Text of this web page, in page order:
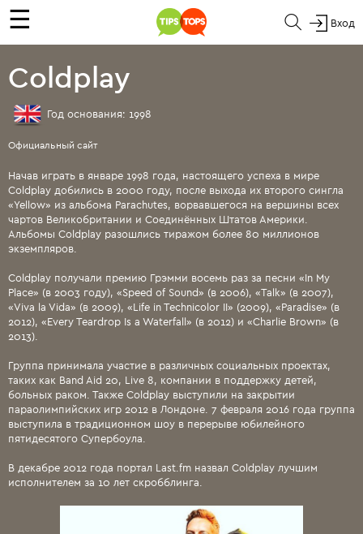
☰ Вход
Coldplay
Год основания: 1998
Официальный сайт
Начав играть в январе 1998 года, настоящего успеха в мире
Coldplay добились в 2000 году, после выхода их второго сингла
«Yellow» из альбома Parachutes, ворвавшегося на вершины всех
чартов Великобритании и Соединённых Штатов Америки.
Альбомы Coldplay разошлись тиражом более 80 миллионов
экземпляров.
Coldplay получали премию Грэмми восемь раз за песни «In My
Place» (в 2003 году), «Speed of Sound» (в 2006), «Talk» (в 2007),
«Viva la Vida» (в 2009), «Life in Technicolor II» (2009), «Paradise» (в
2012), «Every Teardrop Is a Waterfall» (в 2012) и «Charlie Brown» (в
2013).
Группа принимала участие в различных социальных проектах,
таких как Band Aid 20, Live 8, компании в поддержку детей,
больных раком. Также Coldplay выступили на закрытии
параолимпийских игр 2012 в Лондоне. 7 февраля 2016 года группа
выступила в традиционном шоу в перерыве юбилейного
пятидесятого Супербоула.
В декабре 2012 года портал Last.fm назвал Coldplay лучшим
исполнителем за 10 лет скробблинга.